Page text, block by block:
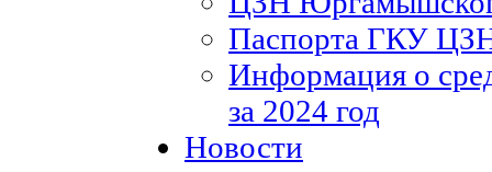
Паспорта ГКУ
Информация о
за 2024 год
Новости